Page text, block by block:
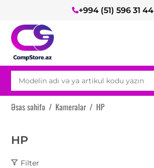
+994 (51) 596 31 44
Əsas səhifə / Kameralar / HP
HP
Filter